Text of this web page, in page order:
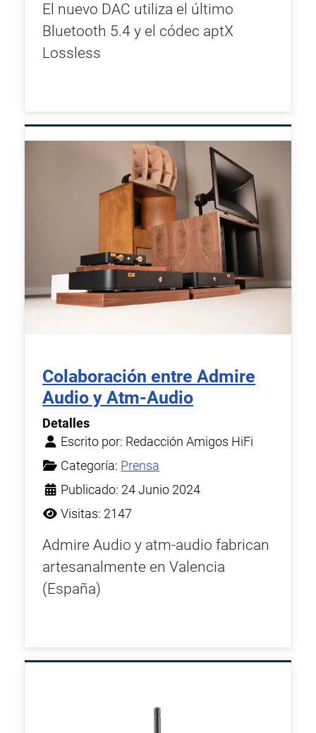
El nuevo DAC utiliza el último
Bluetooth 5.4 y el códec aptX
Lossless
Colaboración entre Admire
Audio y Atm-Audio
Detalles
Escrito por: Redacción Amigos HiFi
Categoría: Prensa
Publicado: 24 Junio 2024
Visitas: 2147
Admire Audio y atm-audio fabrican
artesanalmente en Valencia
(España)